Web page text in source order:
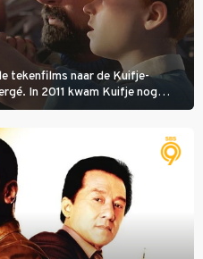
tekenfilms naar de Kuifje-
In 2011 kwam Kuifje nog
of Tintin van Steven Spielberg.